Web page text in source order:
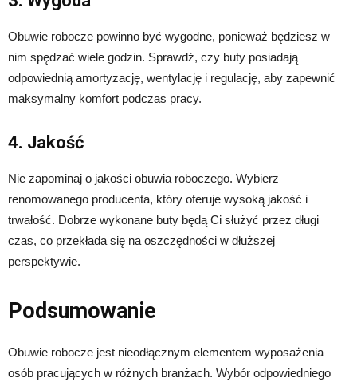
Obuwie robocze powinno być wygodne, ponieważ będziesz w
nim spędzać wiele godzin. Sprawdź, czy buty posiadają
odpowiednią amortyzację, wentylację i regulację, aby zapewnić
maksymalny komfort podczas pracy.
4. Jakość
Nie zapominaj o jakości obuwia roboczego. Wybierz
renomowanego producenta, który oferuje wysoką jakość i
trwałość. Dobrze wykonane buty będą Ci służyć przez długi
czas, co przekłada się na oszczędności w dłuższej
perspektywie.
Podsumowanie
Obuwie robocze jest nieodłącznym elementem wyposażenia
osób pracujących w różnych branżach. Wybór odpowiedniego